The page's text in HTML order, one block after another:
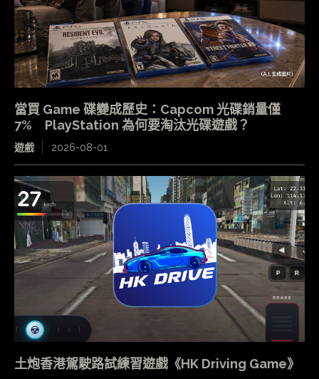
當買 Game 碟變成歷史：Capcom 光碟銷量僅
7% PlayStation 為何要淘汰光碟遊戲？
遊戲 2026-08-01
土炮香港駕駛路試練習遊戲《HK Driving Game》